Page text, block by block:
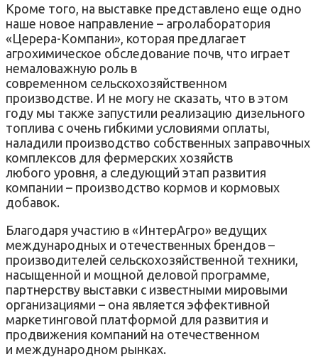
Кроме того, на выставке представлено еще одно
наше новое направление – агролаборатория
«Церера-Компани», которая предлагает
агрохимическое обследование почв, что играет
немаловажную роль в
современном сельскохозяйственном
производстве. И не могу не сказать, что в этом
году мы также запустили реализацию дизельного
топлива с очень гибкими условиями оплаты,
наладили производство собственных заправочных
комплексов для фермерских хозяйств
любого уровня, а следующий этап развития
компании – производство кормов и кормовых
добавок.
Благодаря участию в «ИнтерАгро» ведущих
международных и отечественных брендов –
производителей сельскохозяйственной техники,
насыщенной и мощной деловой программе,
партнерству выставки с известными мировыми
организациями – она является эффективной
маркетинговой платформой для развития и
продвижения компаний на отечественном
и международном рынках.